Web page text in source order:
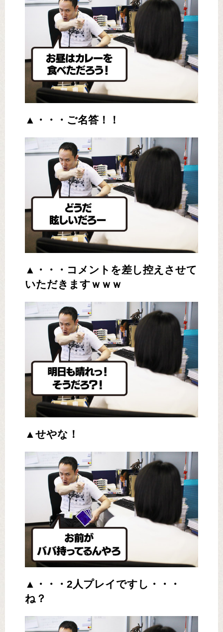
▲・・・ご名答！！
▲・・・コメントを差し控えさせて
いただきますｗｗｗ
▲せやな！
▲・・・2人プレイですし・・・
ね？